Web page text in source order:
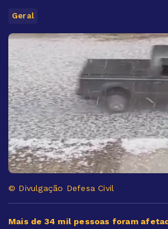
Geral
© Divulgação Defesa Civil
Mais de 34 mil pessoas foram